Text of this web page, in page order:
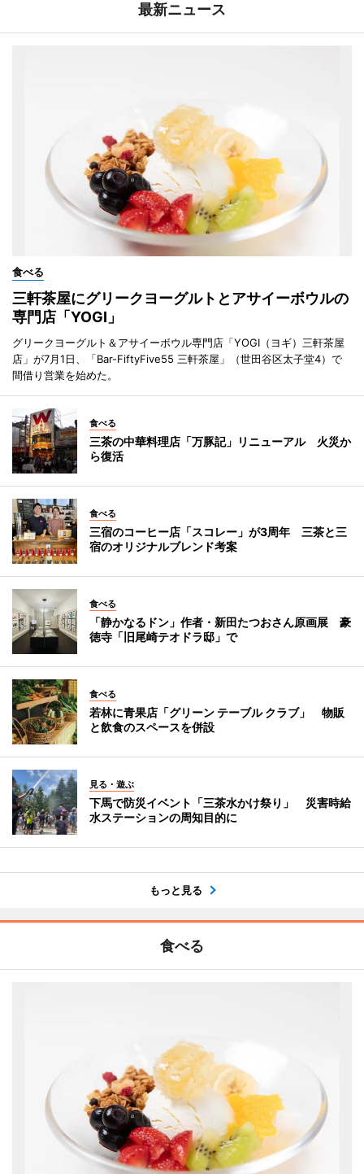
最新ニュース
食べる
三軒茶屋にグリークヨーグルトとアサイーボウルの
専門店「YOGI」
グリークヨーグルト＆アサイーボウル専門店「YOGI（ヨギ）三軒茶屋
店」が7月1日、「Bar-FiftyFive55 三軒茶屋」（世田谷区太子堂4）で
間借り営業を始めた。
食べる
三茶の中華料理店「万豚記」リニューアル 火災か
ら復活
食べる
三宿のコーヒー店「スコレー」が3周年 三茶と三
宿のオリジナルブレンド考案
食べる
「静かなるドン」作者・新田たつおさん原画展 豪
徳寺「旧尾崎テオドラ邸」で
食べる
若林に青果店「グリーン テーブル クラブ」 物販
と飲食のスペースを併設
見る・遊ぶ
下馬で防災イベント「三茶水かけ祭り」 災害時給
水ステーションの周知目的に
もっと見る
食べる